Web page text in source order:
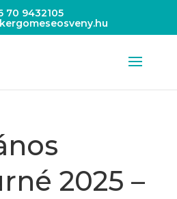
70 9432105
2025 –